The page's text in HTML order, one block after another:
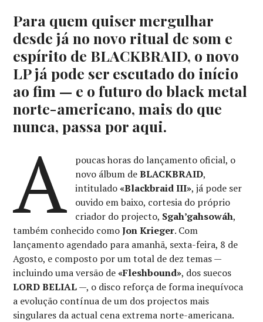
Para quem quiser mergulhar
desde já no novo ritual de som e
espírito de BLACKBRAID, o novo
LP já pode ser escutado do início
ao fim — e o futuro do black metal
norte-americano, mais do que
nunca, passa por aqui.
A
poucas horas do lançamento oficial, o
novo álbum deBLACKBRAID,
intitulado«Blackbraid III», já pode ser
ouvido em baixo, cortesia do próprio
criador do projecto, Sgah’gahsowáh,
também conhecido comoJon Krieger. Com
lançamento agendado para amanhã, sexta-feira, 8 de
Agosto, e composto por um total de dez temas —
incluindo uma versão de«Fleshbound», dos suecos
LORD BELIAL—, o disco reforça de forma inequívoca
a evolução contínua de um dos projectos mais
singulares da actual cena extrema norte-americana.